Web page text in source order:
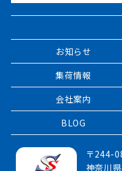
お知らせ
集荷情報
会社案内
BLOG
〒244-
神奈川